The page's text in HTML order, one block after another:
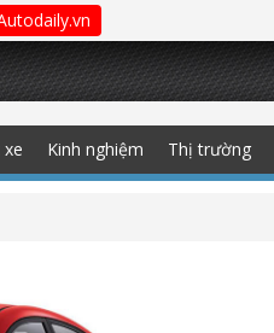
Kinh nghiệm Thị trường